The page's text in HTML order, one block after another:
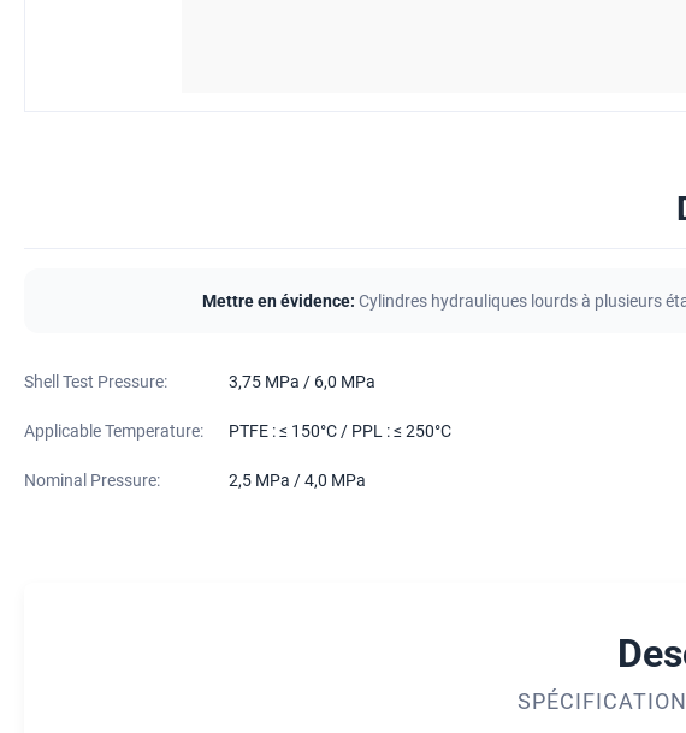
Mettre en évidence: Cylindres hydrauliques lourds à plusieurs
Shell Test Pressure: 3,75 MPa / 6,0 MPa
Applicable Temperature: PTFE : ≤ 150°C / PPL : ≤ 250°C
Nominal Pressure: 2,5 MPa / 4,0 MPa